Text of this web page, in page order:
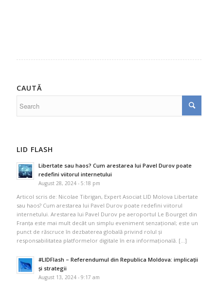
CAUTĂ
LID FLASH
Libertate sau haos? Cum arestarea lui Pavel Durov poate
redefini viitorul internetului
August 28, 2024 - 5:18 pm
Articol scris de: Nicolae Tibrigan, Expert Asociat LID Molova Libertate
sau haos? Cum arestarea lui Pavel Durov poate redefini viitorul
internetului. Arestarea lui Pavel Durov pe aeroportul Le Bourget din
Franța este mai mult decât un simplu eveniment senzațional; este un
punct de răscruce în dezbaterea globală privind rolul și
responsabilitatea platformelor digitale în era informațională. […]
#LIDFlash – Referendumul din Republica Moldova: implicații
și strategii
August 13, 2024 - 9:17 am